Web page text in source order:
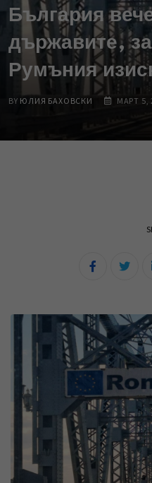
България
държавите,
Румъния
BY ЮЛИЯ БАХОВСКИ МАРТ 5,